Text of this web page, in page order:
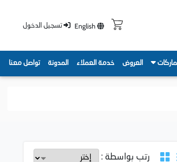
English تسجيل الدخول
العروض خدمة العملاء المدونة تواصل معنا
رتب بواسطة :